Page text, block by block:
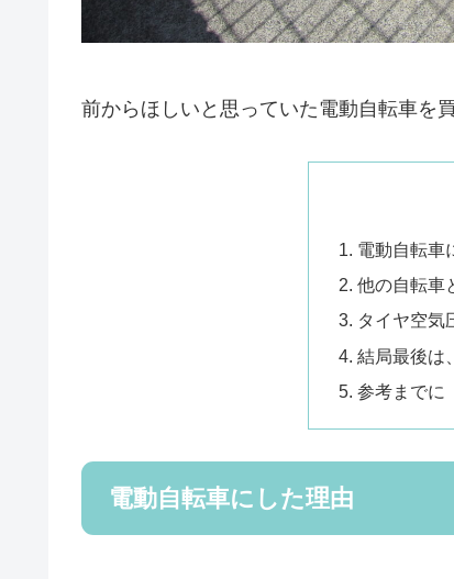
前からほしいと思っていた電動自転車を
電動自転車
他の自転車
タイヤ空気
結局最後は
参考までに
電動自転車にした理由